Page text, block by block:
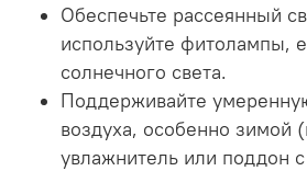
Обеспечьте рассеянный
используйте фитолампы,
солнечного света.
Поддерживайте
воздуха, особенно зимой
увлажнитель или поддон